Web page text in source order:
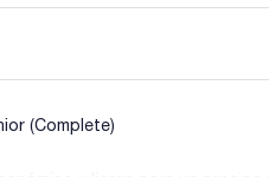
(Complete)